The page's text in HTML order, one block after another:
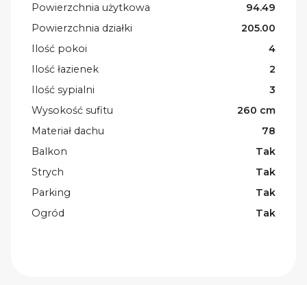
Powierzchnia użytkowa
94.49
Powierzchnia działki
205.00
Ilość pokoi
4
Ilość łazienek
2
Ilość sypialni
3
Wysokość sufitu
260 cm
Materiał dachu
78
Balkon
Tak
Strych
Tak
Parking
Tak
Ogród
Tak